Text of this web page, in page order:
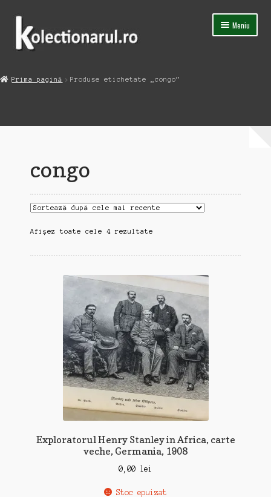
Sari
navigare
Sari
conținut
Meniu
Contact
Prima pagină Produse etichetate „congo”
congo
Afișez toate cele 4 rezultateSortat
cele
recente
Exploratorul Henry Stanley in Africa, carte
veche, Germania, 1908
0,00 lei
Stoc epuizat